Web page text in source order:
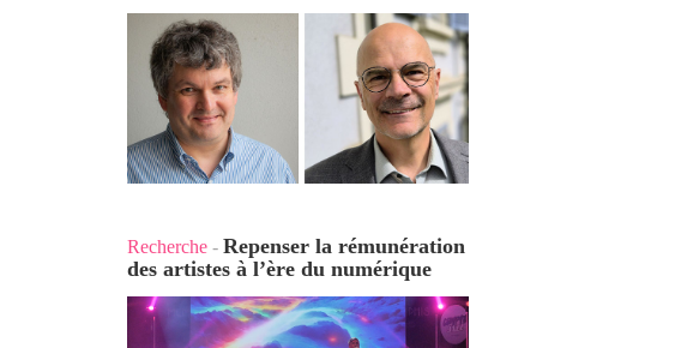
Recherche - Repenser la rémunération
des artistes à l’ère du numérique